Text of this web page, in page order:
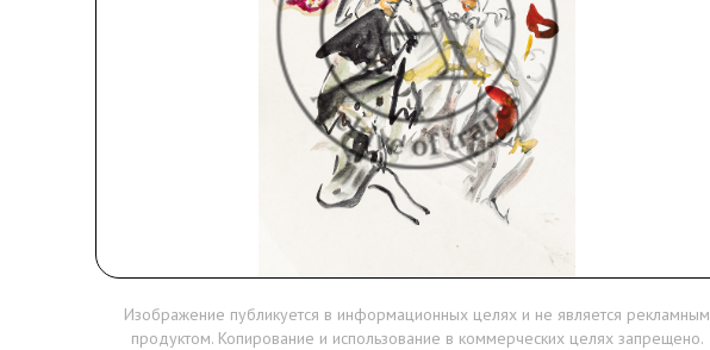
Изображение публикуется в информационных целях и не является рекламным
продуктом. Копирование и использование в коммерческих целях запрещено.